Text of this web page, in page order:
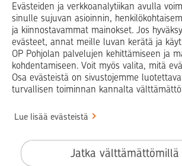
Evästeiden ja verkkoanalytiikan avulla
sinulle sujuvan asioinnin,
ja kiinnostavammat mainokset. Jos
evästeet, annat meille luvan kerätä ja
OP Pohjolan palvelujen kehittämiseen ja
kohdentamiseen. Voit myös valita, mitä
Osa evästeistä on sivustojemme
turvallisen toiminnan kannalta
Lue lisää evästeistä
Jatka välttämättömillä
Op.fi OP Koti Pohjola
Facebook
X LinkedInInstagram
Käyttöehdot